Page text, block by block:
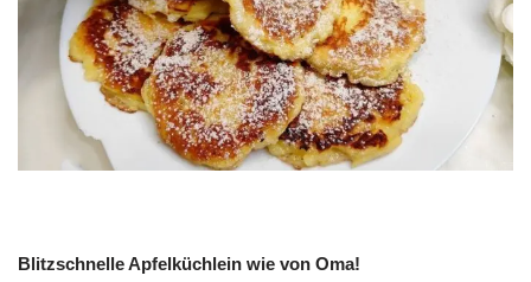
Blitzschnelle Apfelküchlein wie von Oma!